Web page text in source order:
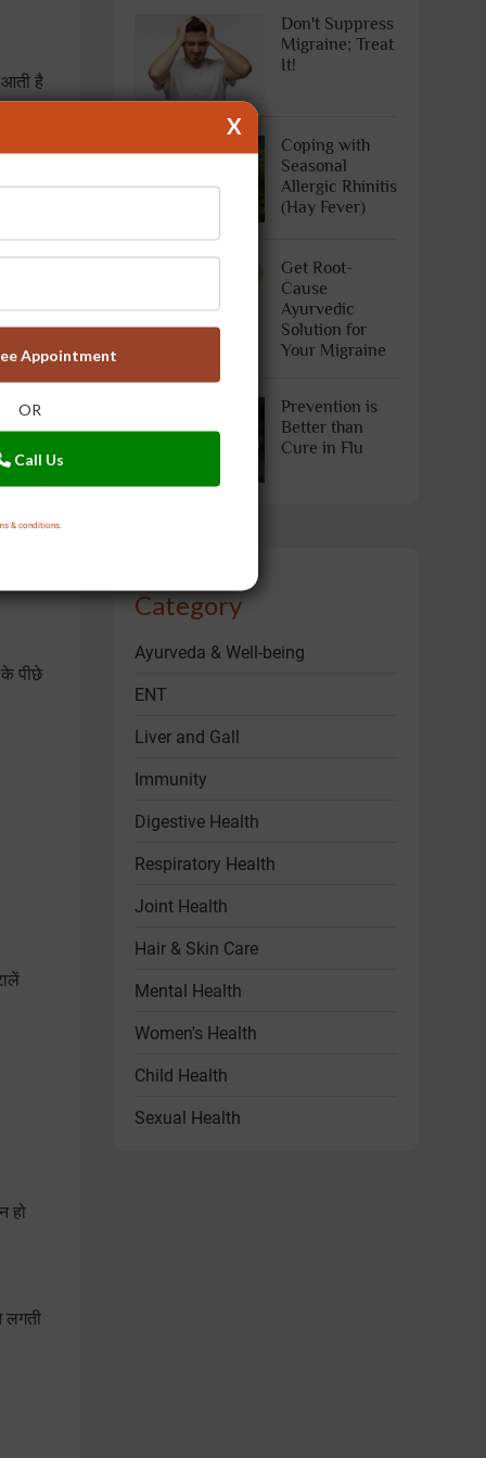
Appointment
OR
Call Us
& conditions.
X
आती है
नहीं
जागने
चीज़ें
के पीछे
हो
लगती
Don't Suppress
Migraine; Treat
It!
Coping with
Seasonal
Allergic Rhinitis
(Hay Fever)
Get Root-
Cause
Ayurvedic
Solution for
Your Migraine
Prevention is
Better than
Cure in Flu
Category
Ayurveda & Well-being
ENT
Liver and Gall
Immunity
Digestive Health
Respiratory Health
Joint Health
Hair & Skin Care
Mental Health
Women's Health
Child Health
Sexual Health